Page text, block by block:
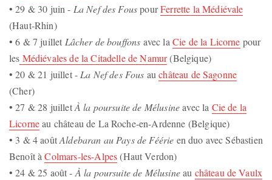
• 29 & 30 juin - La Nef des FouspourFerrette la Médiévale
(Haut-Rhin)
• 6 & 7 juillet Lâcher de bouffons avec la Cie de la Licorne pour
les Médiévales de la Citadelle de Namur(Belgique)
• 20 & 21 juillet - La Nef des Fous auchâteau de Sagonne
(Cher)
• 27 & 28 juilletÀ la poursuite de Mélusineavec la Cie de la
Licorneau château de La Roche-en-Ardenne (Belgique)
• 3 & 4 aoûtAldebaran au Pays de Féérie en duo avec Sébastien
Benoît àColmars-les-Alpes(Haut Verdon)
• 24 & 25 août - À la poursuite de Mélusineau château de Vaulx